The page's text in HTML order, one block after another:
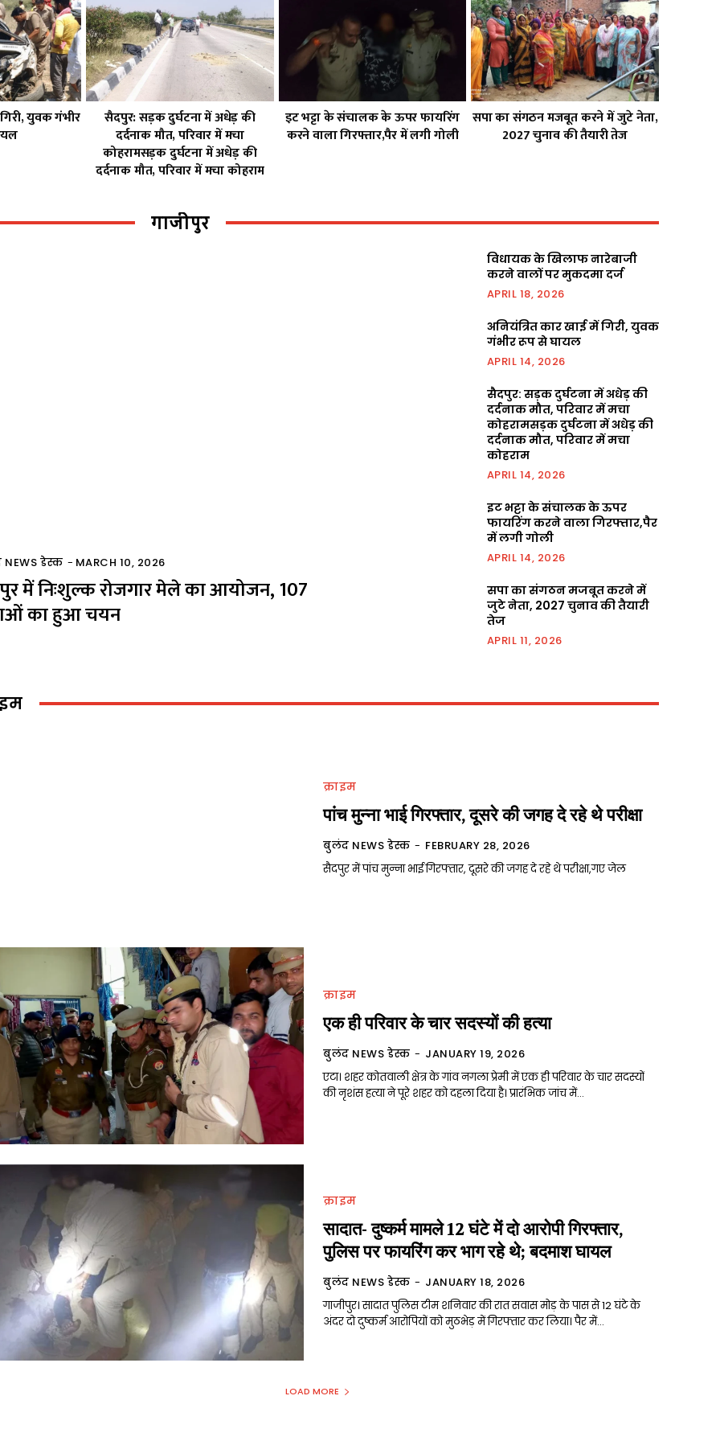
युवक गंभीर
सैदपुर: सड़क दुर्घटना में अधेड़ की
दर्दनाक मौत, परिवार में मचा
कोहरामसड़क दुर्घटना में अधेड़ की
दर्दनाक मौत, परिवार में मचा कोहराम
इट भट्टा के संचालक के ऊपर फायरिंग
करने वाला गिरफ्तार,पैर में लगी गोली
सपा का संगठन मजबूत करने में जुटे नेता,
2027 चुनाव की तैयारी तेज
गाजीपुर
डेस्क - MARCH 10, 2026
में निःशुल्क रोजगार मेले का आयोजन, 107
का हुआ चयन
विधायक के खिलाफ नारेबाजी
करने वालों पर मुकदमा दर्ज
APRIL 18, 2026
अनियंत्रित कार खाई में गिरी, युवक
गंभीर रूप से घायल
APRIL 14, 2026
सैदपुर: सड़क दुर्घटना में अधेड़ की
दर्दनाक मौत, परिवार में मचा
कोहरामसड़क दुर्घटना में अधेड़ की
दर्दनाक मौत, परिवार में मचा
कोहराम
APRIL 14, 2026
इट भट्टा के संचालक के ऊपर
फायरिंग करने वाला गिरफ्तार,पैर
में लगी गोली
APRIL 14, 2026
सपा का संगठन मजबूत करने में
जुटे नेता, 2027 चुनाव की तैयारी
तेज
APRIL 11, 2026
क्राइम
पांच मुन्ना भाई गिरफ्तार, दूसरे की जगह दे रहे थे परीक्षा
बुलंद NEWS डेस्क - FEBRUARY 28, 2026
सैदपुर में पांच मुन्ना भाई गिरफ्तार, दूसरे की जगह दे रहे थे परीक्षा,गए जेल
क्राइम
एक ही परिवार के चार सदस्यों की हत्या
बुलंद NEWS डेस्क - JANUARY 19, 2026
एटा। शहर कोतवाली क्षेत्र के गांव नगला प्रेमी में एक ही परिवार के चार सदस्यों
की नृशंस हत्या ने पूरे शहर को दहला दिया है। प्रारंभिक जांच में...
क्राइम
सादात- दुष्कर्म मामले 12 घंटे में दो आरोपी गिरफ्तार,
पुलिस पर फायरिंग कर भाग रहे थे; बदमाश घायल
बुलंद NEWS डेस्क - JANUARY 18, 2026
गाजीपुर। सादात पुलिस टीम शनिवार की रात सवास मोड़ के पास से 12 घंटे के
अंदर दो दुष्कर्म आरोपियों को मुठभेड़ में गिरफ्तार कर लिया। पैर में...
LOAD MORE